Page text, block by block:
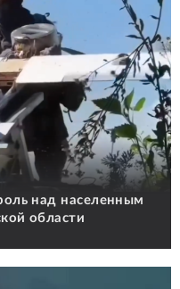
над населенным
области